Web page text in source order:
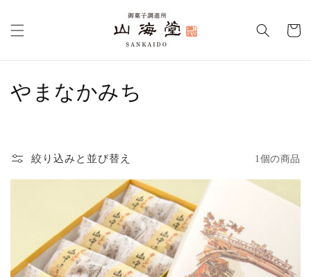
進む
ー
コ
やまなかみち
絞り込みと並び替え 1個の商品